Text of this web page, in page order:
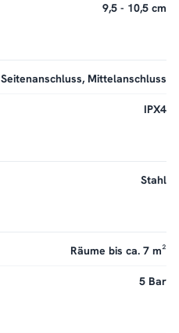
9,5 - 10,5 cm
Seitenanschluss, Mittelanschluss
IPX4
Stahl
Räume bis ca. 7 m²
5 Bar